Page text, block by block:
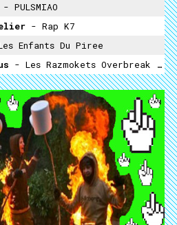
- PULSMIAO
- Rap K7
Enfants Du Piree
- Les Razmokets Overbreak RMX